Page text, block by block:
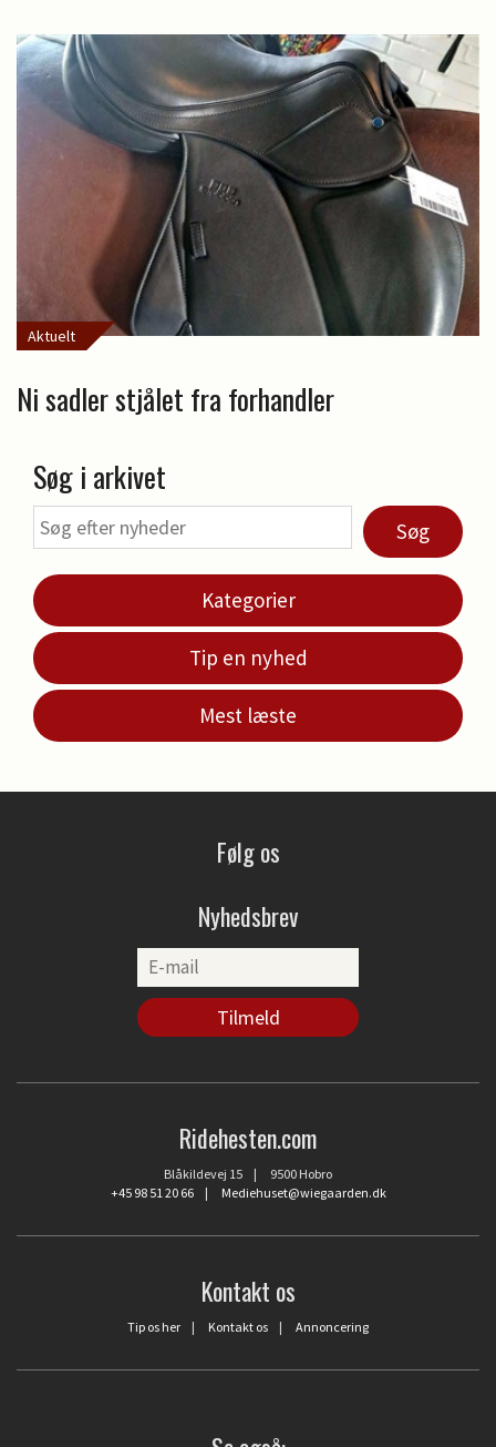
Aktuelt
Ni sadler stjålet fra forhandler
Søg i arkivet
Søg
Kategorier
Tip en nyhed
Mest læste
Følg os
Nyhedsbrev
Ridehesten.com
Blåkildevej 15 | 9500 Hobro
+45 98 51 20 66| Mediehuset@wiegaarden.dk
Kontakt os
Tip os her | Kontakt os | Annoncering